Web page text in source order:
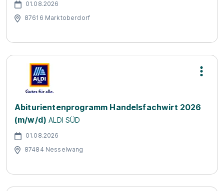
01.08.2026
87616 Marktoberdorf
Abiturientenprogramm Handelsfachwirt 2026
(m/w/d) ALDI SÜD
01.08.2026
87484 Nesselwang